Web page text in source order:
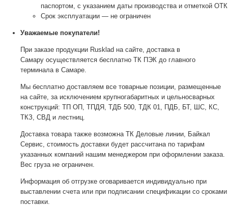
паспортом, с указанием даты производства и отметкой ОТК
Срок эксплуатации — не ограничен
Уважаемые покупатели!
При заказе продукции Rusklad на сайте, доставка в
Самару осуществляется бесплатно ТК ПЭК до главного
терминала в Самаре.
Мы бесплатно доставляем все товарные позиции, размещенные
на сайте, за исключением крупногабаритных и цельносварных
конструкций: ТП ОП, ТПДЯ, ТДБ 500, ТДК 01, ПДБ, БТ, ШС, КС,
ТКЗ, СВД и лестниц.
Доставка товара также возможна ТК Деловые линии, Байкал
Сервис, стоимость доставки будет рассчитана по тарифам
указанных компаний нашим менеджером при оформлении заказа.
Вес груза не ограничен.
Информация об отгрузке оговаривается индивидуально при
выставлении счета или при подписании спецификации со сроками
поставки.